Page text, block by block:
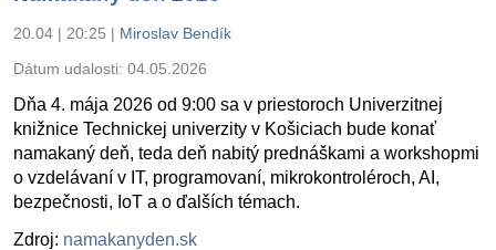
20.04 | 20:25 | Miroslav Bendík
Dátum udalosti: 04.05.2026
Dňa 4. mája 2026 od 9:00 sa v priestoroch Univerzitnej
knižnice Technickej univerzity v Košiciach bude konať
namakaný deň, teda deň nabitý prednáškami a workshopmi
o vzdelávaní v IT, programovaní, mikrokontroléroch, AI,
bezpečnosti, IoT a o ďalších témach.
Zdroj: namakanyden.sk